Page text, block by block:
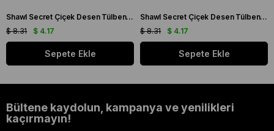
Shawl Secret Çiçek Desen Tülbent Lacivert 54985
$ 4.17
$ 8.31
Sepete Ekle
Shawl Secret Çiçek Desen Tülbent Siyah 54984
$ 4.17
$ 8.31
Sepete Ekle
Bültene kaydolun, kampanya ve yenilikleri
kaçırmayın!